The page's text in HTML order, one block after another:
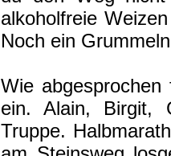
alkoholfreie
Noch ein
Wie
ein. Alain, Birgit,
Truppe.